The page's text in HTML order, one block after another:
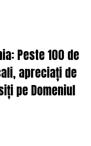
Peste 100 de
apreciați de
pe Domeniul